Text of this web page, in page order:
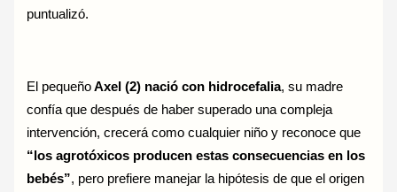
puntualizó.
El pequeñoAxel (2) nació con hidrocefalia, su madre
confía que después de haber superado una compleja
intervención, crecerá como cualquier niño y reconoce que
“los agrotóxicos producen estas consecuencias en los
bebés”, pero prefiere manejar la hipótesis de que el origen